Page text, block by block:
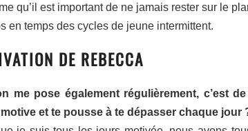
qu’il est important de ne jamais rester sur le
en temps des cycles de jeune intermittent.
DE REBECCA
me pose également régulièrement, c’est
et te pousse à te dépasser chaque jour